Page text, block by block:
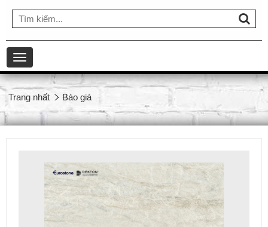
Toggle
navigation
Trang nhất Báo giá